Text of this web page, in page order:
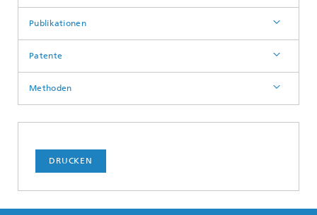
Publikationen
Patente
Methoden
DRUCKEN